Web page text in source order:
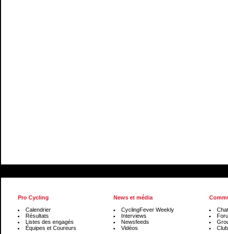
Pro Cycling
Calendrier
Résultats
Listes des engagés
Équipes et Coureurs
News et média
CyclingFever Weekly
Interviews
Newsfeeds
Vidéos
Chat